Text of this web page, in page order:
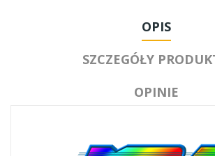
OPIS
SZCZEGÓŁY
OPINIE